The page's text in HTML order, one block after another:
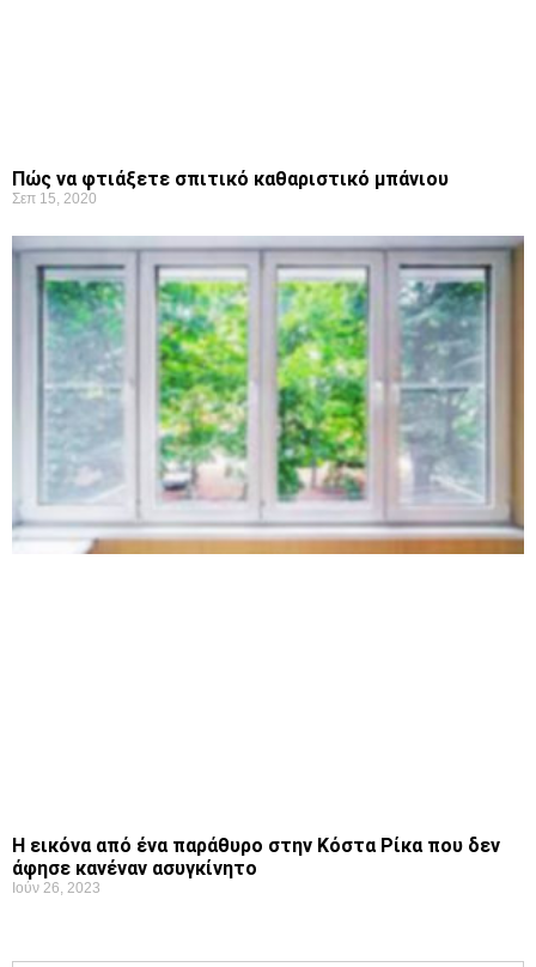
Πώς να φτιάξετε σπιτικό καθαριστικό μπάνιου
Σεπ 15, 2020
Η εικόνα από ένα παράθυρο στην Κόστα Ρίκα που δεν
άφησε κανέναν ασυγκίνητο
Ιούν 26, 2023